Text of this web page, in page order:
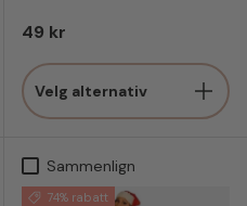
Vanlig pris
49 kr
Velg alternativ
Sammenlign
74% rabatt